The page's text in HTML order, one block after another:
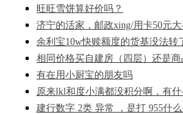
旺旺雪饼算好价吗？
济宁的活家，邮政xing/用卡50元
余利宝10w快赎额度的货基没法转
相同价格买自建房（四层）还是
有在用小厨宝的朋友吗
原来lkl和度小满都没积分啊，有
建行数字 2类 异常 ，是打 955什